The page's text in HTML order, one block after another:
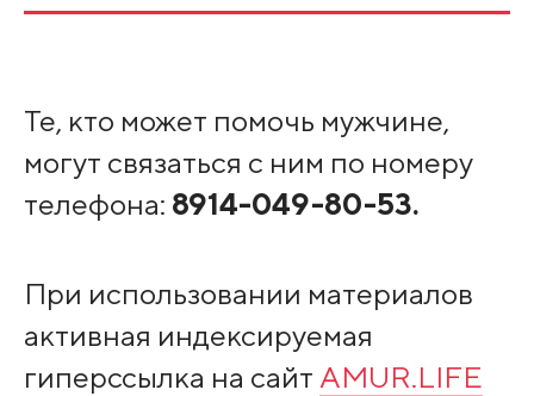
Те, кто может помочь мужчине,
могут связаться с ним по номеру
телефона: 8914-049-80-53.
При использовании материалов
активная индексируемая
гиперссылка на сайт AMUR.LIFE